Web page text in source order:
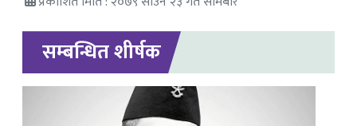
सम्बन्धित शीर्षक